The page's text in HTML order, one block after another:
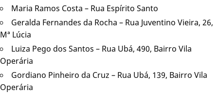
Maria Ramos Costa – Rua Espírito Santo
Geralda Fernandes da Rocha – Rua Juventino Vieira, 26,
Mª Lúcia
Luiza Pego dos Santos – Rua Ubá, 490, Bairro Vila
Operária
Gordiano Pinheiro da Cruz – Rua Ubá, 139, Bairro Vila
Operária